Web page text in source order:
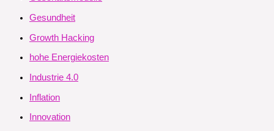
Gesundheit
Growth Hacking
hohe Energiekosten
Industrie 4.0
Inflation
Innovation